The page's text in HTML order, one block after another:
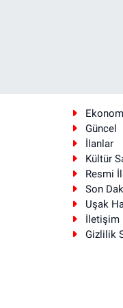
Güncel
İlanlar
Kültür
Resmi
Son
Uşak
İletişim
Gizlilik